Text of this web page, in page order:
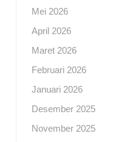
Mei 2026
April 2026
Maret 2026
Februari 2026
Januari 2026
Desember 2025
November 2025